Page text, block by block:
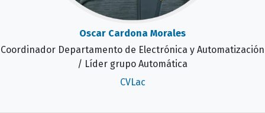
Oscar Cardona Morales
Coordinador Departamento de Electrónica y Automatización
/ Líder grupo Automática
CVLac